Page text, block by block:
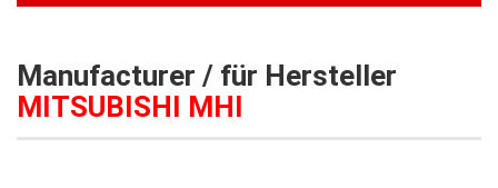
Manufacturer / für Hersteller
MITSUBISHI MHI